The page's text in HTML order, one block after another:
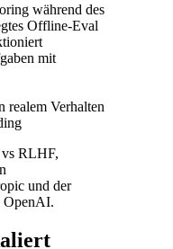
während des
Offline-Eval
mit
realem Verhalten
RLHF,
und der
OpenAI.